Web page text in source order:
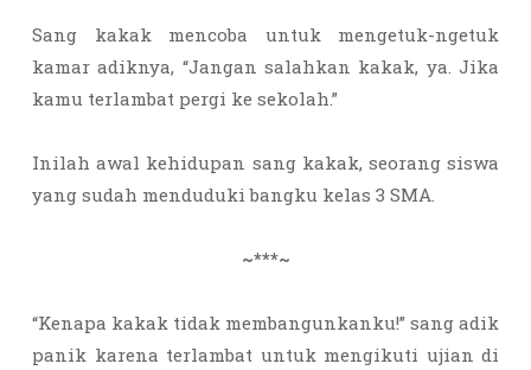
Sang kakak mencoba untuk mengetuk-ngetuk
kamar adiknya, “Jangan salahkan kakak, ya. Jika
kamu terlambat pergi ke sekolah.”
Inilah awal kehidupan sang kakak, seorang siswa
yang sudah menduduki bangku kelas 3 SMA.
~***~
“Kenapa kakak tidak membangunkanku!” sang adik
panik karena terlambat untuk mengikuti ujian di